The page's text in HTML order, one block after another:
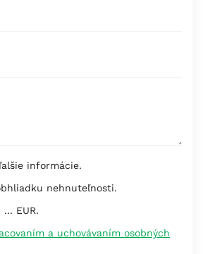
informácie.
nehnuteľnosti.
EUR.
a uchovávaním osobných